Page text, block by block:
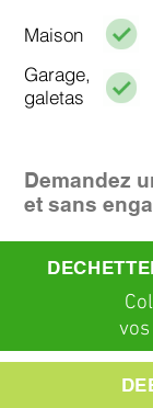
Maison
Garage,
galetas
Demandez
et sans
C